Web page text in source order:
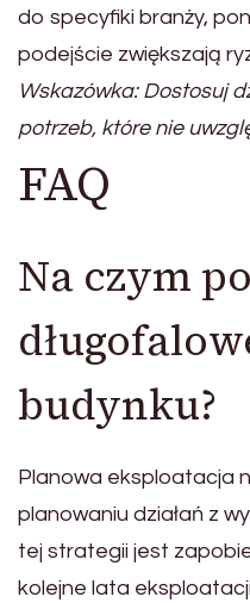
do specyfiki branży,
podejście zwiększają
Wskazówka: Dostosuj
potrzeb, które nie
FAQ
Na czym
budynku?
Planowa eksploatacja
planowaniu działań z
tej strategii jest
kolejne lata